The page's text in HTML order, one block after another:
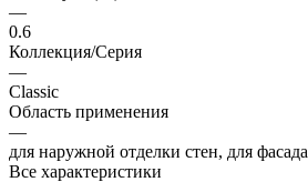
—
0.6
Коллекция/Серия
—
Classic
Область применения
—
для наружной отделки стен, для фасада
Все характеристики